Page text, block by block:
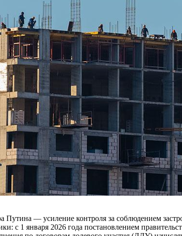
— усиление контроля за соблюдением
с 1 января 2026 года постановлением